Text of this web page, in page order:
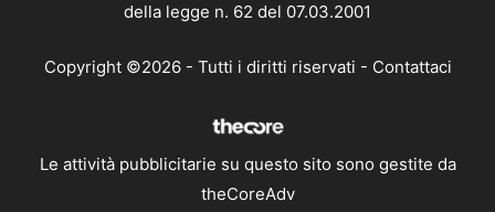
della legge n. 62 del 07.03.2001
Copyright ©2026 - Tutti i diritti riservati - Contattaci
Le attività pubblicitarie su questo sito sono gestite da
theCoreAdv